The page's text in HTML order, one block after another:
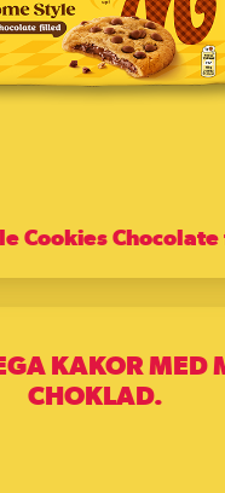
Cookies
KAKOR MED
CHOKLAD.